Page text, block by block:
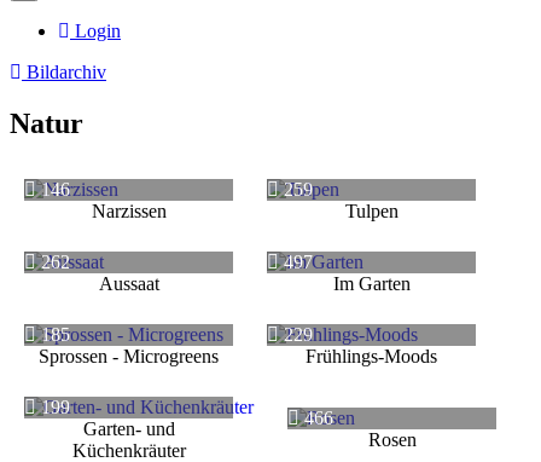
Login
Bildarchiv
Natur
146
Narzissen
259
Tulpen
262
Aussaat
497
Im Garten
185
Sprossen - Microgreens
229
Frühlings-Moods
199
Garten- und
Küchenkräuter
466
Rosen